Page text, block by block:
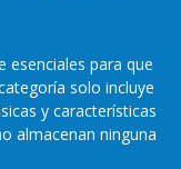
esenciales para que
solo incluye
y características
almacenan ninguna